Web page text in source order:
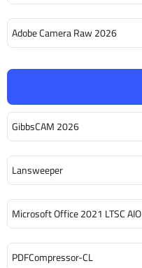
GibbsCAM 2026
Lansweeper
Microsoft Office 2021 LTSC AIO
PDFCompressor-CL
Adobe Camera Raw 2026